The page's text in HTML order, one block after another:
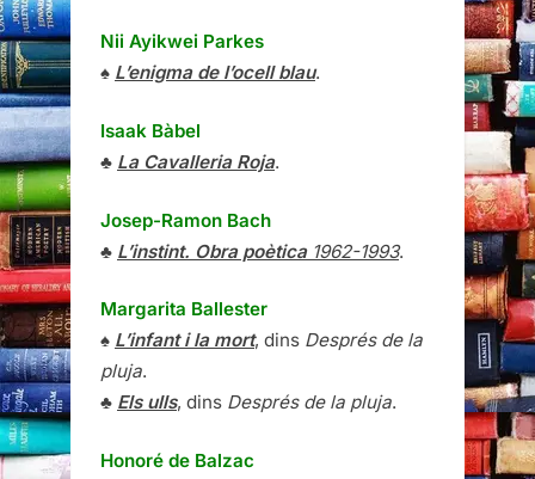
Nii Ayikwei Parkes
♠ L’enigma de l’ocell blau.
Isaak Bàbel
♣ La Cavalleria Roja.
Josep-Ramon Bach
♣ L’instint. Obra poètica1962-1993.
Margarita Ballester
♠ L’infant i la mort, dins Després de la
pluja.
♣ Els ulls, dins Després de la pluja.
Honoré de Balzac